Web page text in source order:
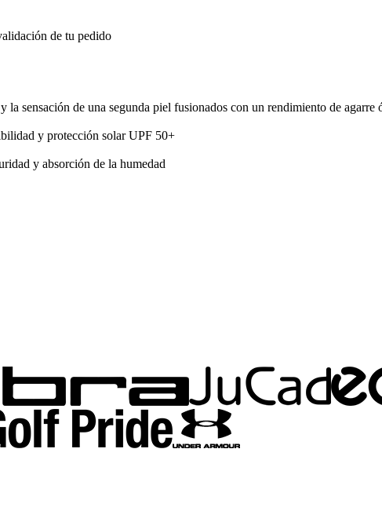
de tu pedido
sensación de una segunda piel fusionados con un rendimiento de agarre
y protección solar UPF 50+
y absorción de la humedad